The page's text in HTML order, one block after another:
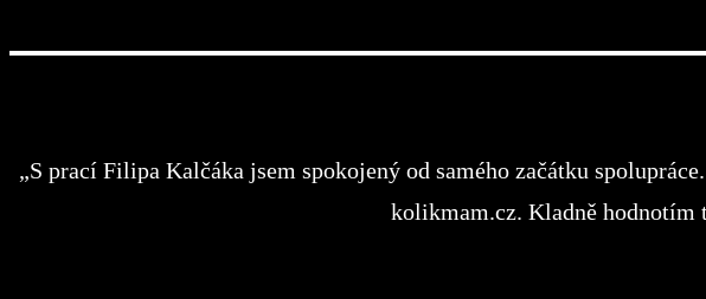
„S prací Filipa Kalčáka jsem spokojený od samého začátku
kolikmam.cz. Kladně hodnotím